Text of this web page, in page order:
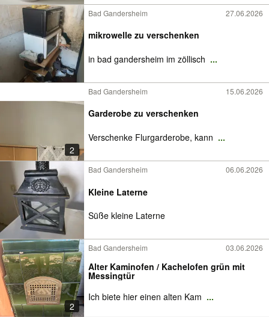
Bad Gandersheim 27.06.2026
mikrowelle zu verschenken
in bad gandersheim im zöllisch ...
2
Bad Gandersheim 15.06.2026
Garderobe zu verschenken
Verschenke Flurgarderobe, kann ...
Bad Gandersheim 06.06.2026
Kleine Laterne
Süße kleine Laterne
2
Bad Gandersheim 03.06.2026
Alter Kaminofen / Kachelofen grün mit
Messingtür
Ich biete hier einen alten Kam ...